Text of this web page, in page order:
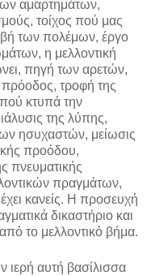
αμαρτημάτων,
τοίχος πού μας
των πολέμων, έργο
η μελλοντική
πηγή των αρετών,
τροφή της
κτυπά την
της λύπης,
ησυχαστών, μείωσις
προόδου,
πνευματικής
πραγμάτων,
κανείς. Η προσευχή
δικαστήριο και
το μελλοντικό βήμα.
ιερή αυτή βασίλισσα